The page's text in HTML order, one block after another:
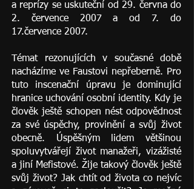
a reprízy se uskuteční od 29. června do
2. července 2007 a od 7. do
17.července 2007.
Témat rezonujících v současné době
nacházíme ve Faustovi nepřeberně. Pro
tuto inscenační úpravu je dominující
hranice uchování osobní identity. Kdy je
člověk ještě schopen nést odpovědnost
za své úspěchy, provinění a svůj život
obecně. Úspěšným lidem většinou
spoluvytvářejí život manažeři, vizážisté
a jiní Mefistové. Žije takový člověk ještě
svůj život? Jak chtít od života co nejvíc